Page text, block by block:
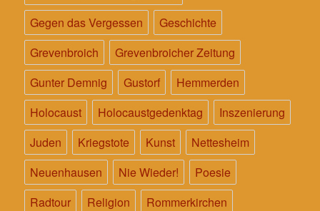
Gegen das Vergessen
Geschichte
Grevenbroich
Grevenbroicher Zeitung
Gunter Demnig
Gustorf
Hemmerden
Holocaust
Holocaustgedenktag
Inszenierung
Juden
Kriegstote Kunst
Nettesheim
Neuenhausen
Nie Wieder!
Poesie
Radtour
Religion
Rommerkirchen